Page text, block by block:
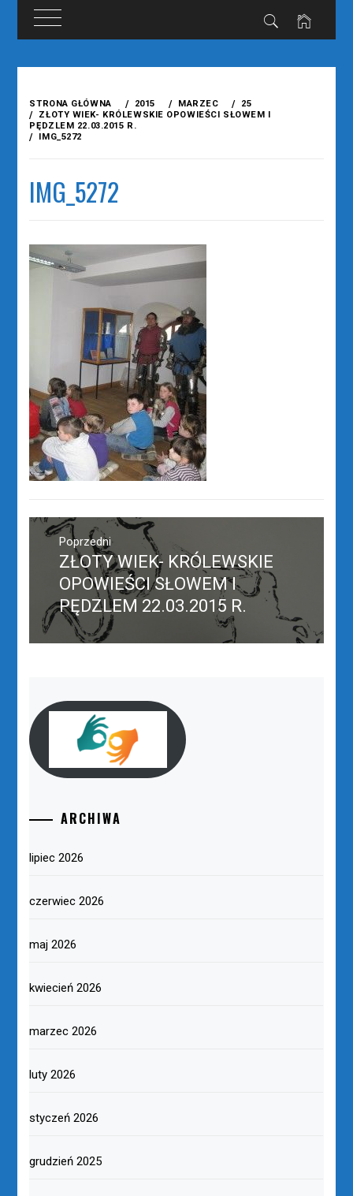
treści
STRONA GŁÓWNA 2015 MARZEC
25
ZŁOTY WIEK- KRÓLEWSKIE OPOWIEŚCI SŁOWEM I
PĘDZLEM 22.03.2015 R.
IMG_5272
IMG_5272
Nawigacja
wpisuPoprzedni
Poprzedni
wpis:
ZŁOTY WIEK- KRÓLEWSKIE
OPOWIEŚCI SŁOWEM I
PĘDZLEM 22.03.2015 R.
ARCHIWA
lipiec 2026
czerwiec 2026
maj 2026
kwiecień 2026
marzec 2026
luty 2026
styczeń 2026
grudzień 2025